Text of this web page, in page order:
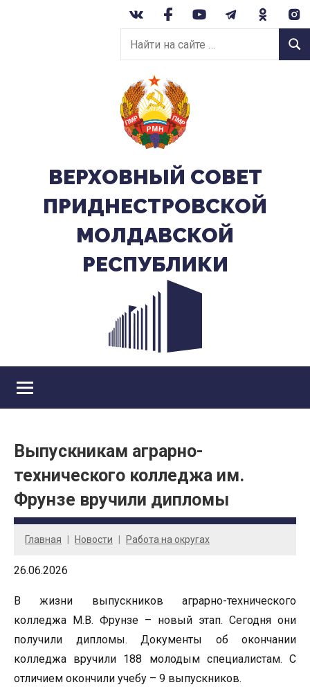
Найти
на
сайте:
ВЕРХОВНЫЙ CОВЕТ
ПРИДНЕСТРОВСКОЙ
МОЛДАВСКОЙ
РЕСПУБЛИКИ
Выпускникам аграрно-
технического колледжа им.
Фрунзе вручили дипломы
Главная Новости Работа на округах
26.06.2026
В жизни выпускников аграрно-технического
колледжа М.В. Фрунзе – новый этап. Сегодня они
получили дипломы. Документы об окончании
колледжа вручили 188 молодым специалистам. С
отличием окончили учебу – 9 выпускников.